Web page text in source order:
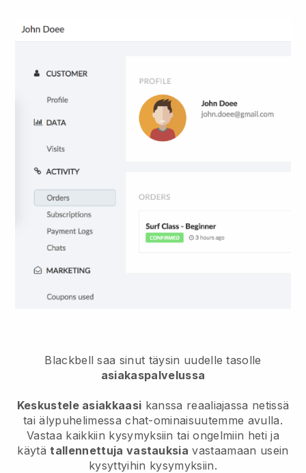
Blackbell saa sinut täysin uudelle tasolle
asiakaspalvelussa
Keskustele asiakkaasi kanssa reaaliajassa netissä
tai älypuhelimessa chat-ominaisuutemme avulla.
Vastaa kaikkiin kysymyksiin tai ongelmiin heti ja
käytätallennettuja vastauksia vastaamaan usein
kysyttyihin kysymyksiin.